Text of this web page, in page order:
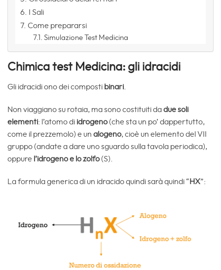
I Sali
Come prepararsi
Simulazione Test Medicina
Chimica test Medicina: gli idracidi
Gli idracidi ono dei composti binari.
Non viaggiano su rotaia, ma sono costituiti dadue soli
elementi: l’atomo di idrogeno(che sta un po’ dappertutto,
come il prezzemolo) e un alogeno, cioè un elemento del VII
gruppo (andate a dare uno sguardo sulla tavola periodica),
oppure l’idrogeno e lo zolfo(S).
La formula generica di un idracido quindi sarà quindi “ HX”: